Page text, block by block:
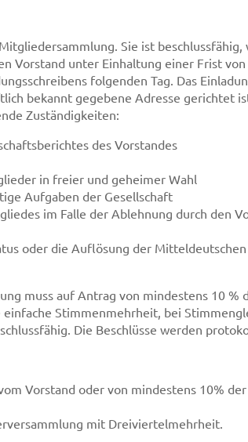
Sie ist
Vorstand unter Einhaltung einer Frist
folgenden Tag. Das
bekannt gegebene Adresse gerichtet
Zuständigkeiten:
des Vorstandes
in freier und geheimer Wahl
Aufgaben der Gesellschaft
im Falle der Ablehnung durch den
oder die Auflösung der
muss auf Antrag von mindestens 10
Stimmenmehrheit, bei
Die Beschlüsse werden
Vorstand oder von mindestens 10%
mit Dreiviertelmehrheit.